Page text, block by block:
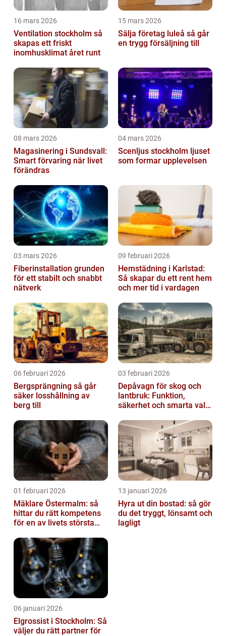
16 mars 2026
Ventilation stockholm så
skapas ett friskt
inomhusklimat året runt
15 mars 2026
Sälja företag luleå så går
en trygg försäljning till
08 mars 2026
Magasinering i Sundsvall:
Smart förvaring när livet
förändras
04 mars 2026
Scenljus stockholm ljuset
som formar upplevelsen
03 mars 2026
Fiberinstallation grunden
för ett stabilt och snabbt
nätverk
09 februari 2026
Hemstädning i Karlstad:
Så skapar du ett rent hem
och mer tid i vardagen
06 februari 2026
Bergsprängning så går
säker losshållning av
berg till
03 februari 2026
Depåvagn för skog och
lantbruk: Funktion,
säkerhet och smarta val
01 februari 2026
Mäklare Östermalm: så
hittar du rätt kompetens
för en av livets största
13 januari 2026
Hyra ut din bostad: så gör
du det tryggt, lönsamt och
lagligt
06 januari 2026
Elgrossist i Stockholm: Så
väljer du rätt partner för